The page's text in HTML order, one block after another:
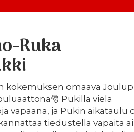
Ruka
kokemuksen omaava
Pukilla vielä
vapaana, ja Pukin aikataulu
tiedustella vapaita